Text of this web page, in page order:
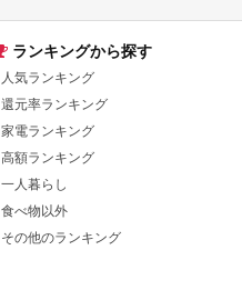
ランキングから探す
人気ランキング
還元率ランキング
家電ランキング
高額ランキング
一人暮らし
食べ物以外
その他のランキング